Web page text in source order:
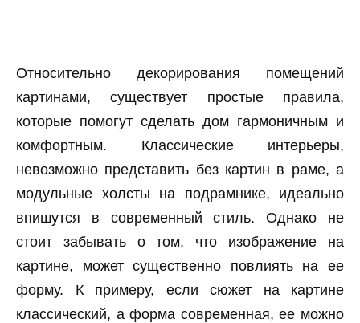
Относительно декорирования помещений
картинами, существует простые правила,
которые помогут сделать дом гармоничным и
комфортным. Классические интерьеры,
невозможно представить без картин в раме, а
модульные холсты на подрамнике, идеально
впишутся в современный стиль. Однако не
стоит забывать о том, что изображение на
картине, может существенно повлиять на ее
форму. К примеру, если сюжет на картине
классический, а форма современная, ее можно